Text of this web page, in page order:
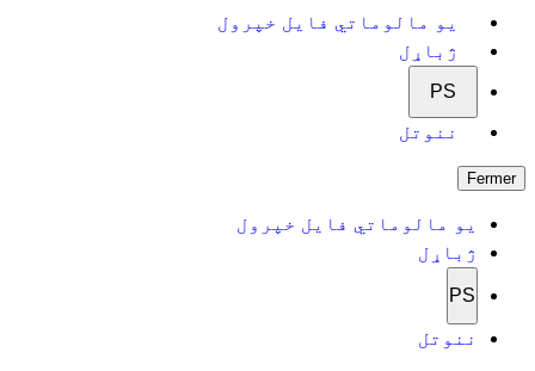
یو مالوماتي فایل خپرول
ژباړل
PS
ننوتل
Fermer
یو مالوماتي فایل خپرول
ژباړل
PS
ننوتل